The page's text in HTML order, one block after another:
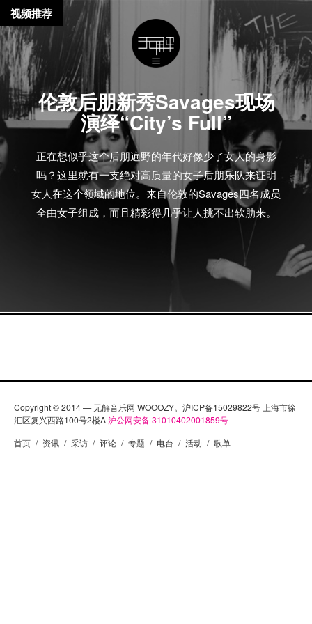
伦敦后朋新秀Savages现场
演绎“City’s Full”
正在想似乎这个后朋遍野的年代好像少了女人的身影
吗？这里就有一支绝对高质量的女子后朋乐队来证明
女人在这个领域的地位。来自伦敦的Savages四名成员
全由女子组成，而且精彩得几乎让人挑不出软肋来。
视频推荐
Copyright © 2014 — 无解音乐网 WOOOZY。沪ICP备15029822号 上海市徐
汇区复兴西路100号2楼A沪公网安备 31010402001859号
首页 / 资讯 / 采访 / 评论 / 专题 / 电台 / 活动 / 歌单